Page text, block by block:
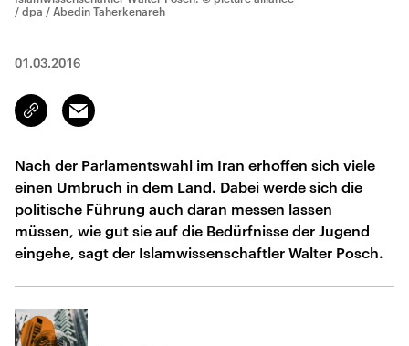
/ dpa / Abedin Taherkenareh
01.03.2016
Link
kopieren/teilen
Email
Nach der Parlamentswahl im Iran erhoffen sich viele
einen Umbruch in dem Land. Dabei werde sich die
politische Führung auch daran messen lassen
müssen, wie gut sie auf die Bedürfnisse der Jugend
eingehe, sagt der Islamwissenschaftler Walter Posch.